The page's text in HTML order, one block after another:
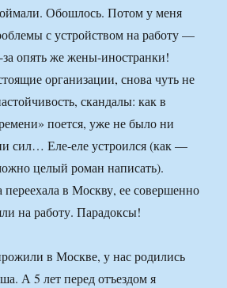
Обошлось. Потом у меня
с устройством на работу —
за опять же жены-иностранки!
организации, снова чуть не
скандалы: как в
поется, уже не было ни
сил… Еле-еле устроился (как —
целый роман написать).
переехала в Москву, ее совершенно
на работу. Парадоксы!
в Москве, у нас родились
А 5 лет перед отъездом я